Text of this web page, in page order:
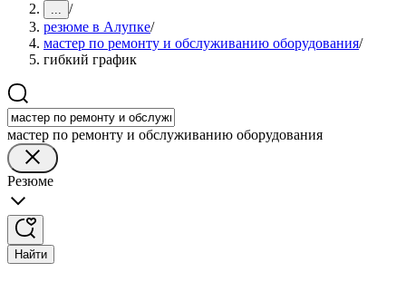
... /
резюме в Алупке/
мастер по ремонту и обслуживанию оборудования/
гибкий график
мастер по ремонту и обслуживанию оборудования
Резюме
Найти